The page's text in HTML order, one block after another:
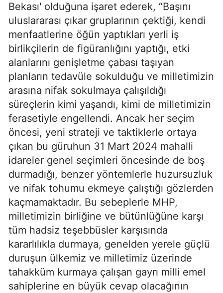
Bekası' olduğuna işaret ederek, “Başını
uluslararası çıkar gruplarının çektiği, kendi
menfaatlerine öğün yaptıkları yerli iş
birlikçilerin de figüranlığını yaptığı, etki
alanlarını genişletme çabası taşıyan
planların tedavüle sokulduğu ve milletimizin
arasına nifak sokulmaya çalışıldığı
süreçlerin kimi yaşandı, kimi de milletimizin
ferasetiyle engellendi. Ancak her seçim
öncesi, yeni strateji ve taktiklerle ortaya
çıkan bu güruhun 31 Mart 2024 mahalli
idareler genel seçimleri öncesinde de boş
durmadığı, benzer yöntemlerle huzursuzluk
ve nifak tohumu ekmeye çalıştığı gözlerden
kaçmamaktadır. Bu sebeplerle MHP,
milletimizin birliğine ve bütünlüğüne karşı
tüm hadsiz teşebbüsler karşısında
kararlılıkla durmaya, genelden yerele güçlü
duruşun ülkemiz ve milletimiz üzerinde
tahakküm kurmaya çalışan gayrı milli emel
sahiplerine en büyük cevap olacağının